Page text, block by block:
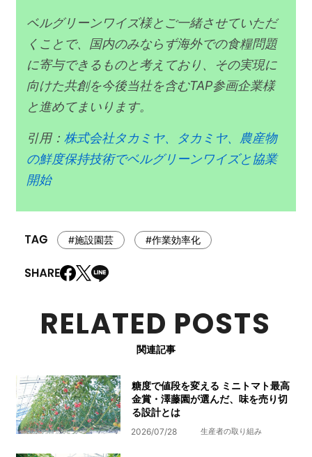
ベルグリーンワイズ様とご一緒させていただ
くことで、国内のみならず海外での食糧問題
に寄与できるものと考えており、その実現に
向けた共創を今後当社を含むTAP参画企業様
と進めてまいります。​
引用：株式会社タカミヤ、タカミヤ、農産物
の鮮度保持技術でベルグリーンワイズと協業
開始
#施設園芸 #作業効率化
RELATED POSTS
関連記事
糖度で値段を変える ミニトマト最高
金賞・澤藤園が選んだ、味を売り切
る設計とは
2026/07/28 生産者の取り組み